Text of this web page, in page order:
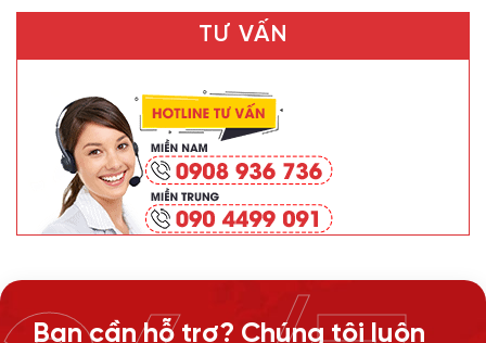
TƯ VẤN
Bạn cần hỗ trợ? Chúng tôi luôn